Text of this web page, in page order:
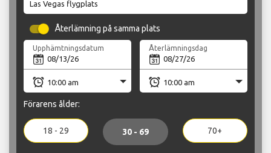
Återlämning på samma plats
Upphämtningsdatum Återlämningsdag
Förarens ålder:
18 - 29 30 - 69 70+